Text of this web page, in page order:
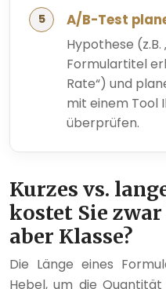
A/B-Test
Hypothese (z.B.
Formulartitel
Rate“) und
mit einem Tool
überprüfen.
Kurzes vs.
kostet Sie
aber Klasse?
Die Länge eines
Hebel, um die